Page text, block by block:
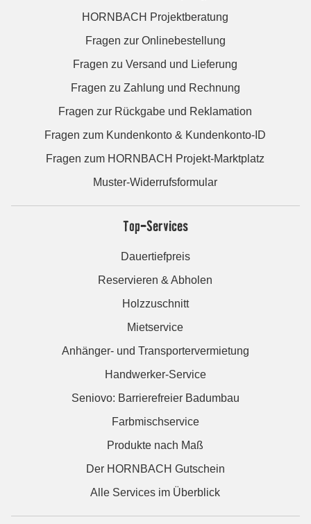
HORNBACH Projektberatung
Fragen zur Onlinebestellung
Fragen zu Versand und Lieferung
Fragen zu Zahlung und Rechnung
Fragen zur Rückgabe und Reklamation
Fragen zum Kundenkonto & Kundenkonto-ID
Fragen zum HORNBACH Projekt-Marktplatz
Muster-Widerrufsformular
Top-Services
Dauertiefpreis
Reservieren & Abholen
Holzzuschnitt
Mietservice
Anhänger- und Transportervermietung
Handwerker-Service
Seniovo: Barrierefreier Badumbau
Farbmischservice
Produkte nach Maß
Der HORNBACH Gutschein
Alle Services im Überblick